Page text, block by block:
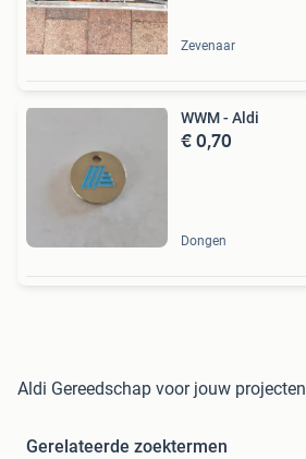
Zevenaar
WWM - Aldi
€ 0,70
Dongen
Aldi Gereedschap voor jouw projecten
Gerelateerde zoektermen